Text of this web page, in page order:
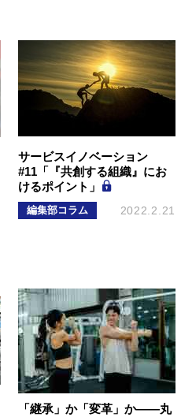
サービスイノベーション
#11「『共創する組織』にお
けるポイント」
編集部コラム 2022.2.21
「継承」か「変革」か―—丸